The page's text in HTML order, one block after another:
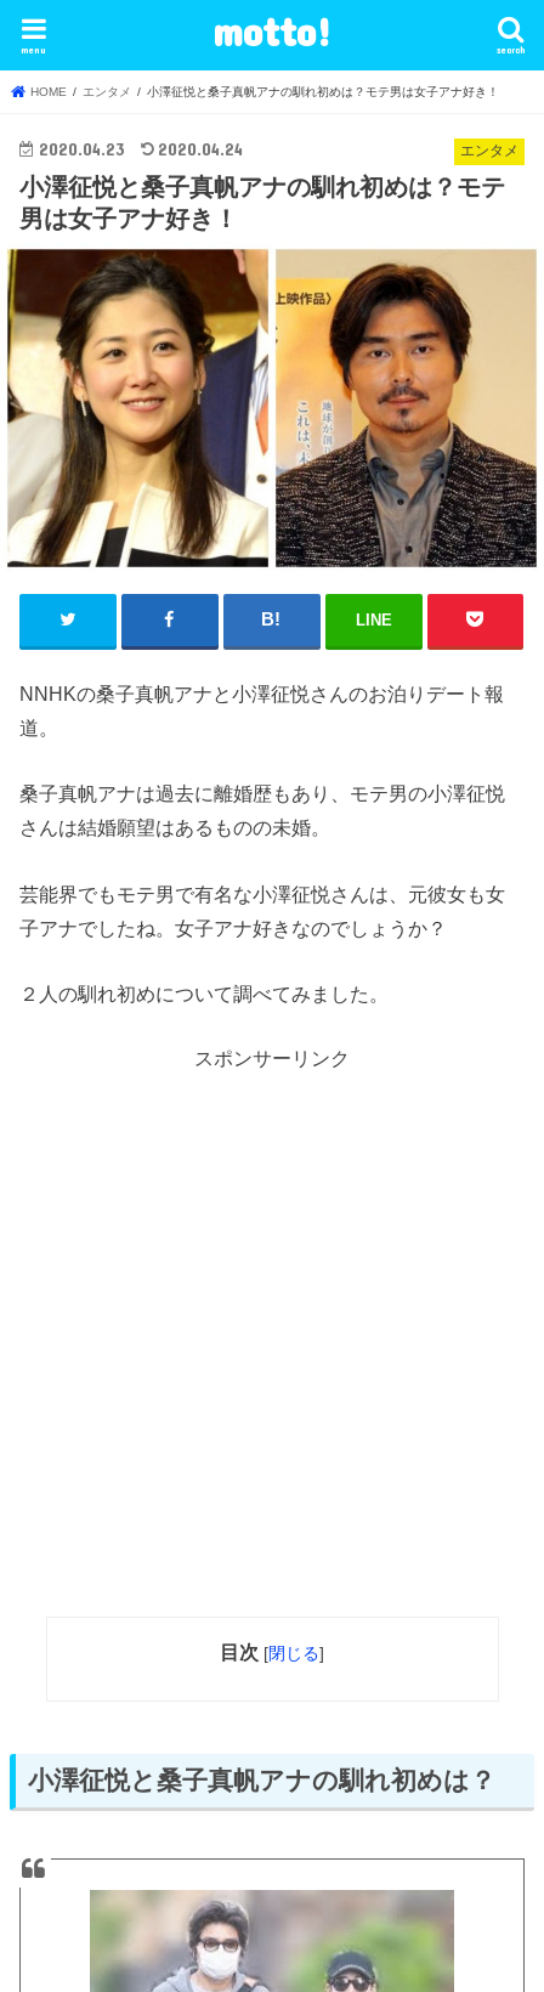
motto! search
menu
HOME エンタメ 小澤征悦と桑子真帆アナの馴れ初めは？モテ男は女子アナ好き！
エンタメ
2020.04.23 2020.04.24
小澤征悦と桑子真帆アナの馴れ初めは？モテ
男は女子アナ好き！
LINE
NNHKの桑子真帆アナと小澤征悦さんのお泊りデート報
道。
桑子真帆アナは過去に離婚歴もあり、モテ男の小澤征悦
さんは結婚願望はあるものの未婚。
芸能界でもモテ男で有名な小澤征悦さんは、元彼女も女
子アナでしたね。女子アナ好きなのでしょうか？
２人の馴れ初めについて調べてみました。
スポンサーリンク
目次 [閉じる]
小澤征悦と桑子真帆アナの馴れ初めは？